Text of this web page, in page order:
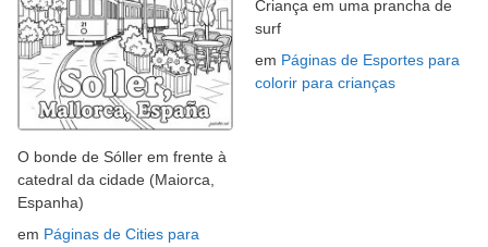
O bonde de Sóller em frente à
catedral da cidade (Maiorca,
Espanha)
em Páginas de Cities para
Criança em uma prancha de
surf
em Páginas de Esportes para
colorir para crianças